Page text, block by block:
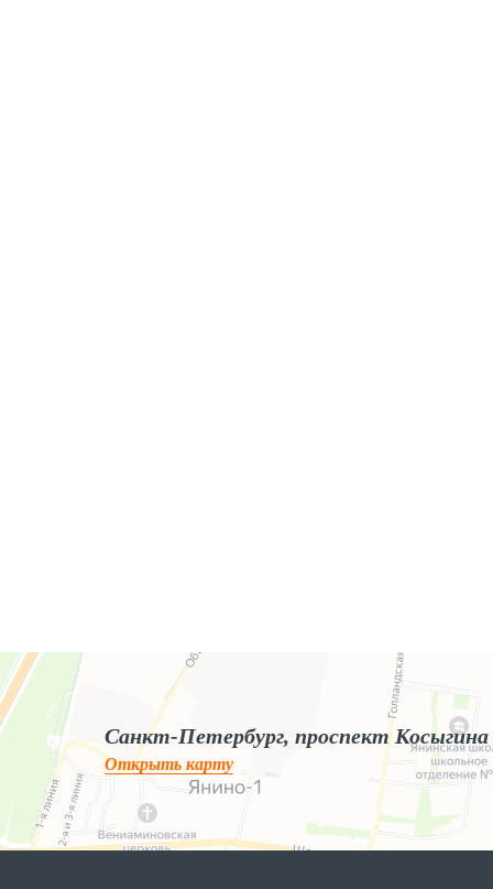
Яндекс.Карты
Яндекс.Карты — поиск мест и адресов, городской транспорт
Санкт-Петербург, проспект Косыгина
Открыть карту